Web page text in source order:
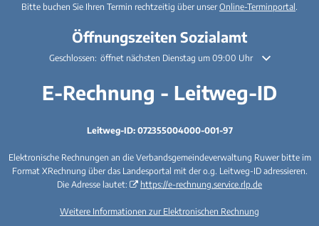
Bitte buchen Sie Ihren Termin rechtzeitig über unserOnline-Terminportal.
Öffnungszeiten Sozialamt
Klicken, um weitere Öffnungs- oder Schließzeiten auszublenden
Geschlossen: öffnet nächsten Dienstag um 09:00 Uhr
E-Rechnung - Leitweg-ID
Leitweg-ID: 072355004000-001-97
Elektronische Rechnungen an die Verbandsgemeindeverwaltung Ruwer bitte im
Format XRechnung über das Landesportal mit der o.g. Leitweg-ID adressieren.
Die Adresse lautet:
https://e-rechnung.service.rlp.de
Weitere Informationen zur Elektronischen Rechnung